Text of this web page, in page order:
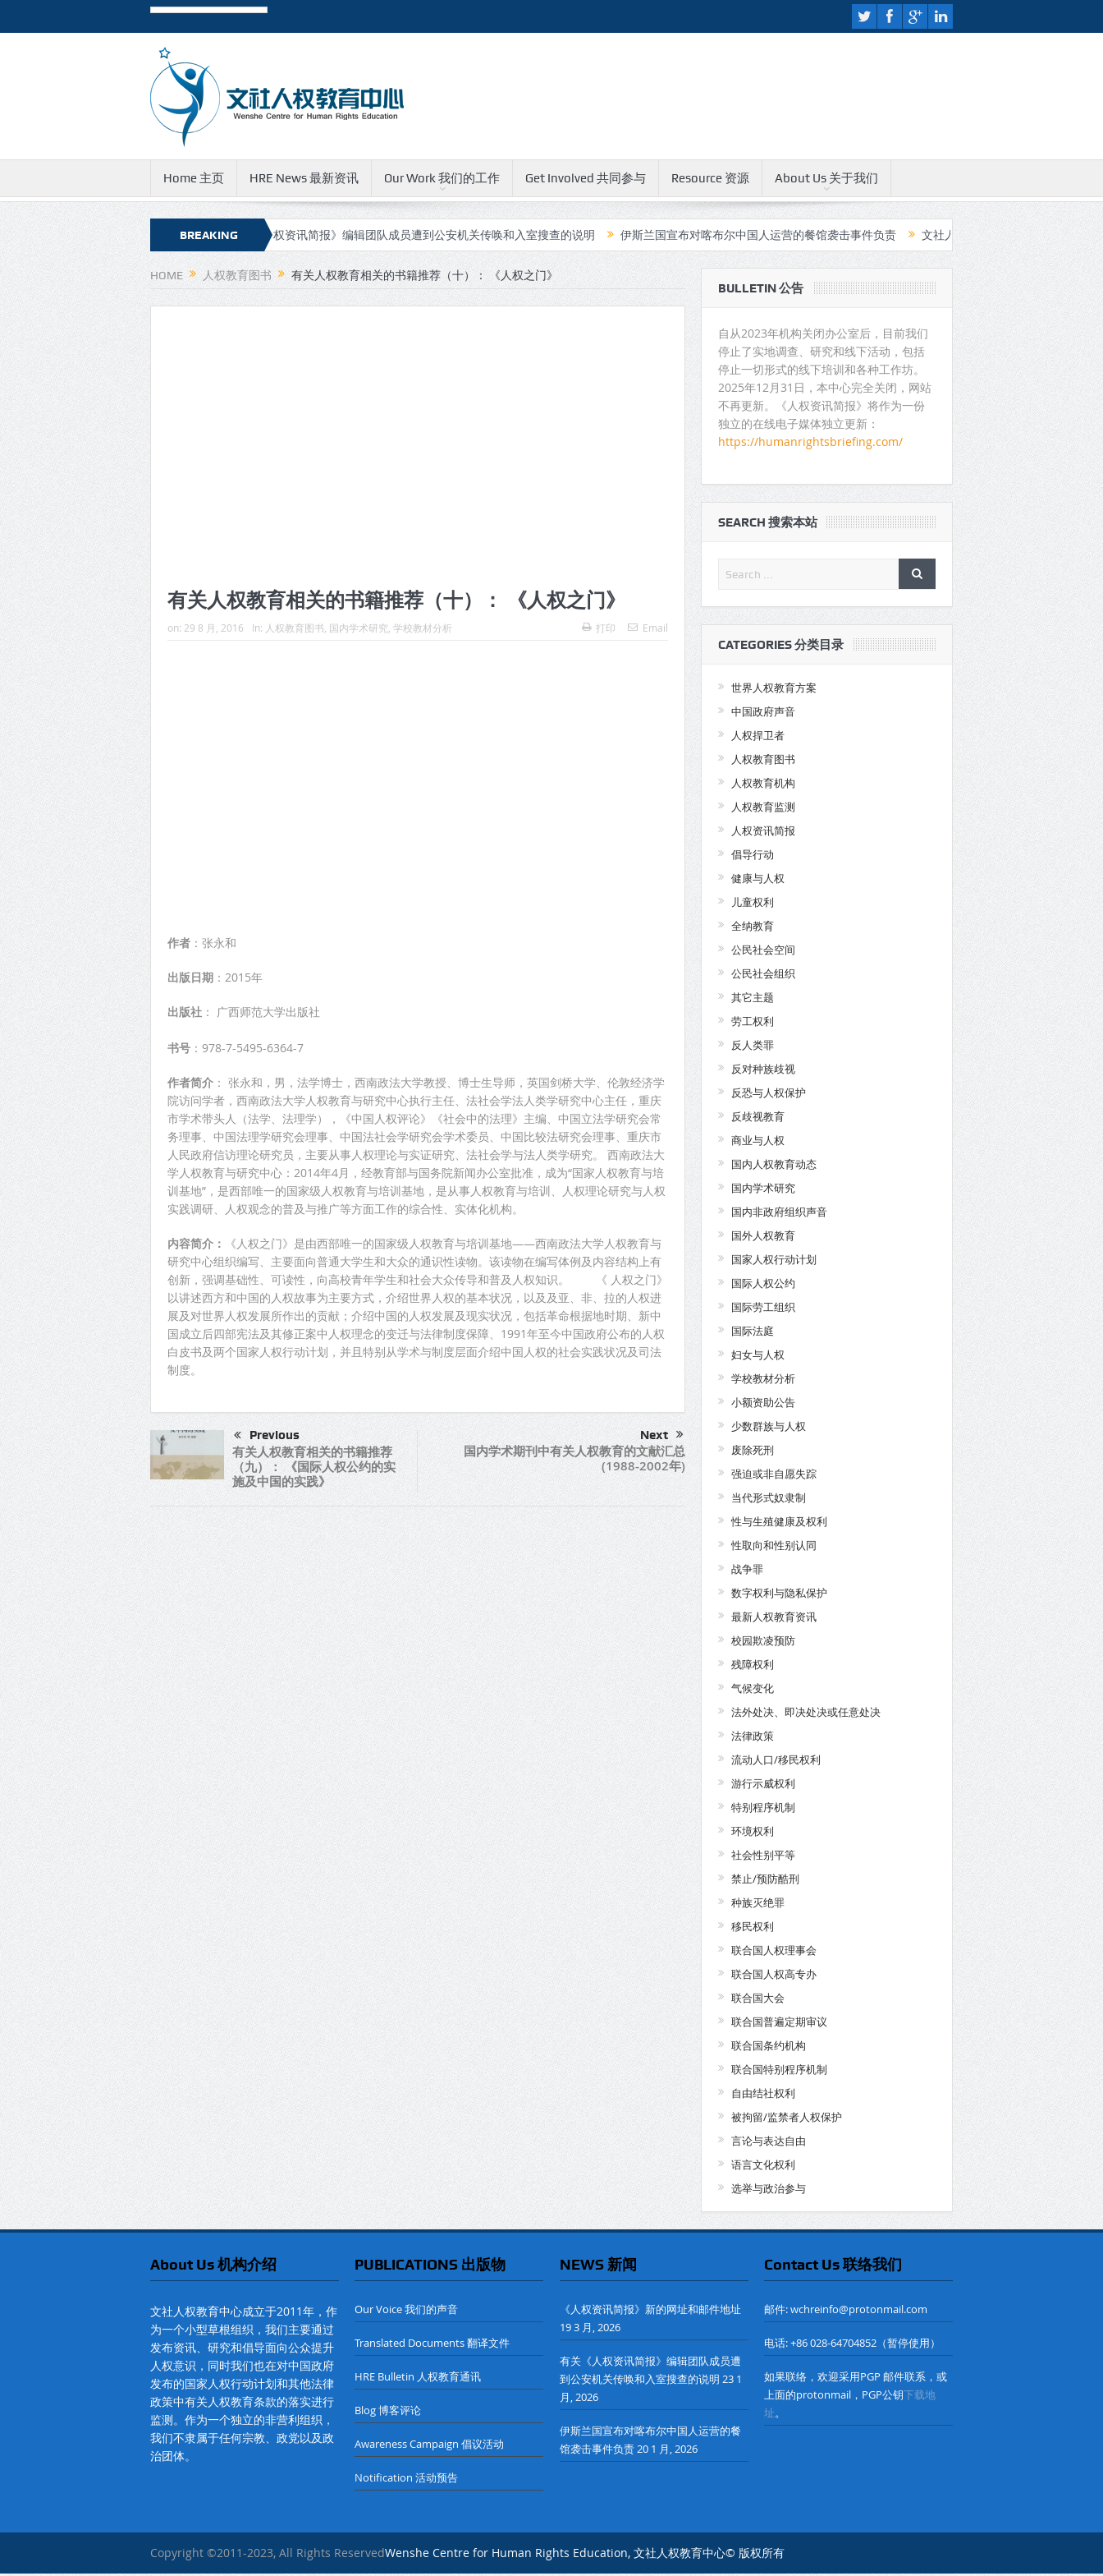
Home 主页 HRE News 最新资讯 Our Work 我们的工作 Get Involved 共同参与 Resource 资源 About Us 关于我们
BREAKING
NEWS
讯简报》新的网址和邮件地址 有关《人权资讯简报》编辑团队成员遭到公安机关传唤和入室搜查的说明 伊斯兰国宣布对喀布尔中国人运营的餐馆袭击事件负责 文社人权教育中心无限期关闭公告 中国
HOME 人权教育图书 有关人权教育相关的书籍推荐（十）： 《人权之门》
有关人权教育相关的书籍推荐（十）： 《人权之门》
on: 29 8 月, 2016 In: 人权教育图书 国内学术研究 学校教材分析 打印 Email
作者 ：张永和
出版日期 ：2015年
出版社 ： 广西师范大学出版社
书号 ：978-7-5495-6364-7
作者简介 ： 张永和，男，法学博士，西南政法大学教授、博士生导师，英国剑桥大学、伦敦经济学
院访问学者，西南政法大学人权教育与研究中心执行主任、法社会学法人类学研究中心主任，重庆
市学术带头人（法学、法理学），《中国人权评论》《社会中的法理》主编、中国立法学研究会常
务理事、中国法理学研究会理事、中国法社会学研究会学术委员、中国比较法研究会理事、重庆市
人民政府信访理论研究员，主要从事人权理论与实证研究、法社会学与法人类学研究。 西南政法大
学人权教育与研究中心：2014年4月，经教育部与国务院新闻办公室批准，成为“国家人权教育与培
训基地”，是西部唯一的国家级人权教育与培训基地，是从事人权教育与培训、人权理论研究与人权
实践调研、人权观念的普及与推广等方面工作的综合性、实体化机构。
内容简介：
《人权之门》是由西部唯一的国家级人权教育与培训基地——西南政法大学人权教育与
研究中心组织编写、主要面向普通大学生和大众的通识性读物。该读物在编写体例及内容结构上有
创新，强调基础性、可读性，向高校青年学生和社会大众传导和普及人权知识。 《 人权之门》
以讲述西方和中国的人权故事为主要方式，介绍世界人权的基本状况，以及及亚、非、拉的人权进
展及对世界人权发展所作出的贡献；介绍中国的人权发展及现实状况，包括革命根据地时期、新中
国成立后四部宪法及其修正案中人权理念的变迁与法律制度保障、1991年至今中国政府公布的人权
白皮书及两个国家人权行动计划，并且特别从学术与制度层面介绍中国人权的社会实践状况及司法
制度。
Previous
有关人权教育相关的书籍推荐
（九）： 《国际人权公约的实
施及中国的实践》
Next
国内学术期刊中有关人权教育的文献汇总
(1988-2002年)
BULLETIN 公告
自从2023年机构关闭办公室后，目前我们
停止了实地调查、研究和线下活动，包括
停止一切形式的线下培训和各种工作坊。
2025年12月31日，本中心完全关闭，网站
不再更新。《人权资讯简报》将作为一份
独立的在线电子媒体独立更新：
https://humanrightsbriefing.com/
SEARCH 搜索本站
CATEGORIES 分类目录
世界人权教育方案
中国政府声音
人权捍卫者
人权教育图书
人权教育机构
人权教育监测
人权资讯简报
倡导行动
健康与人权
儿童权利
全纳教育
公民社会空间
公民社会组织
其它主题
劳工权利
反人类罪
反对种族歧视
反恐与人权保护
反歧视教育
商业与人权
国内人权教育动态
国内学术研究
国内非政府组织声音
国外人权教育
国家人权行动计划
国际人权公约
国际劳工组织
国际法庭
妇女与人权
学校教材分析
小额资助公告
少数群族与人权
废除死刑
强迫或非自愿失踪
当代形式奴隶制
性与生殖健康及权利
性取向和性别认同
战争罪
数字权利与隐私保护
最新人权教育资讯
校园欺凌预防
残障权利
气候变化
法外处决、即决处决或任意处决
法律政策
流动人口/移民权利
游行示威权利
特别程序机制
环境权利
社会性别平等
禁止/预防酷刑
种族灭绝罪
移民权利
联合国人权理事会
联合国人权高专办
联合国大会
联合国普遍定期审议
联合国条约机构
联合国特别程序机制
自由结社权利
被拘留/监禁者人权保护
言论与表达自由
语言文化权利
选举与政治参与
About Us 机构介绍
文社人权教育中心成立于2011年，作
为一个小型草根组织，我们主要通过
发布资讯、研究和倡导面向公众提升
人权意识，同时我们也在对中国政府
发布的国家人权行动计划和其他法律
政策中有关人权教育条款的落实进行
监测。作为一个独立的非营利组织，
我们不隶属于任何宗教、政党以及政
治团体。
PUBLICATIONS 出版物
Our Voice 我们的声音
Translated Documents 翻译文件
HRE Bulletin 人权教育通讯
Blog 博客评论
Awareness Campaign 倡议活动
Notification 活动预告
NEWS 新闻
《人权资讯简报》新的网址和邮件地址
19 3 月, 2026
有关《人权资讯简报》编辑团队成员遭
到公安机关传唤和入室搜查的说明 23 1
月, 2026
伊斯兰国宣布对喀布尔中国人运营的餐
馆袭击事件负责20 1 月, 2026
Contact Us 联络我们
邮件: wchreinfo@protonmail.com
电话: +86 028-64704852（暂停使用）
如果联络，欢迎采用PGP 邮件联系，或
上面的protonmail，PGP公钥下载地
址。
Copyright ©2011-2023, All Rights ReservedWenshe Centre for Human Rights Education, 文社人权教育中心© 版权所有